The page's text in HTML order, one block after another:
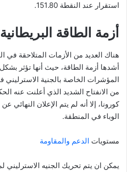
استقرار عند النقطة 151.80.
أزمة الطاقة البريطانية
هناك العديد من الأزمات المتلاحقة في
أشدها أزمة الطاقة، حيث أنها تؤثر
المؤشرات الخاصة بالجنية الاسترليني
من الانفتاح الشديد الذي أعلنت عنه
كورونا، إلا أنه لم يتم الإعلان النهائي
الوباء في المنطقة.
مستويات الدعم والمقاومة
يمكن ان يتم تحريك الجنيه الاسترليني